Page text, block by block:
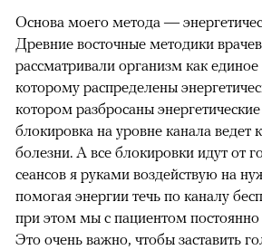
Основа моего метода —
Древние восточные методики
рассматривали организм как
которому распределены
котором разбросаны
блокировка на уровне канала ведет
болезни. А все блокировки идут от
сеансов я руками воздействую на
помогая энергии течь по каналу
при этом мы с пациентом постоянно
Это очень важно, чтобы заставить